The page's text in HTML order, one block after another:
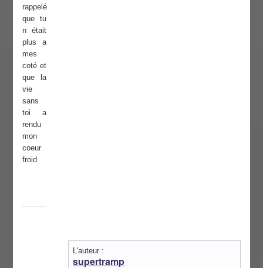
rappelé
que tu
n était
plus a
mes
coté et
que la
vie
sans
toi a
rendu
mon
coeur
froid
L'auteur :
supertramp